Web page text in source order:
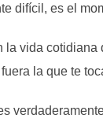
difícil, es el
la vida cotidiana
la que te